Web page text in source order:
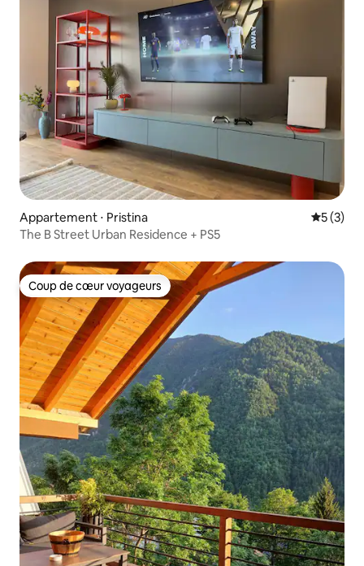
Appartement ⋅ Pristina
5 (3)
The B Street Urban Residence + PS5
Coup de cœur voyageurs
Coup de cœur voyageurs